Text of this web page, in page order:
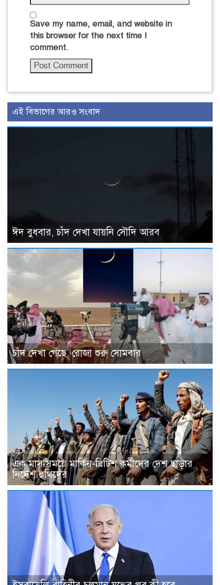
Save my name, email, and website in
this browser for the next time I
comment.
এই বিভাগের আরও সংবাদ
ঈদ বুধবার, চাঁদ দেখা যায়নি সৌদি আরব
চাঁদ দেখা গেছে, রোজা শুরু সোমবার
এক মাস সময়ে মার্কিন-ব্রিটিশ কর্মীদের দেশ ছাড়ার
নির্দেশ হুথিদের